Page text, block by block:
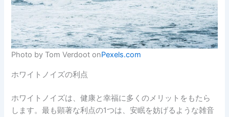
Photo by Tom Verdoot onPexels.com
ホワイトノイズの利点
ホワイトノイズは、健康と幸福に多くのメリットをもたら
します。最も顕著な利点の1つは、安眠を妨げるような雑音